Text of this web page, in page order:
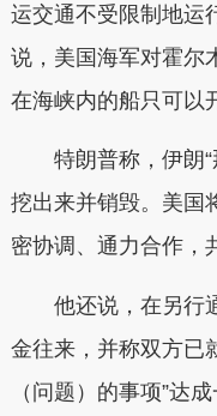
运交通不受限制地运
说，美国海军对霍尔
在海峡内的船只可以
特朗普称，伊朗
挖出来并销毁。美国
密协调、通力合作，
他还说，在另行
金往来，并称双方已
（问题）的事项”达成